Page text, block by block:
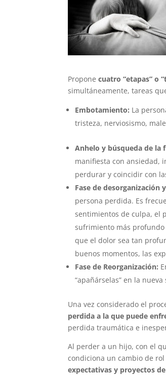
Proponecuatro “etapas” o
simultáneamente, tareas
Embotamiento: La
tristeza, nerviosismo,
Anhelo y búsqueda de la
manifiesta con ansiedad,
perdurar y coincidir con
Fase de desorganización
persona perdida. Es
sentimientos de culpa, el
sufrimiento más profundo
que el dolor sea tan
buenos momentos, las
Fase de Reorganización:
“apañárselas” en la
Una vez considerado el
perdida a la que puede
perdida traumática e
Al perder a un hijo, con el
condiciona un cambio de
expectativas y proyectos